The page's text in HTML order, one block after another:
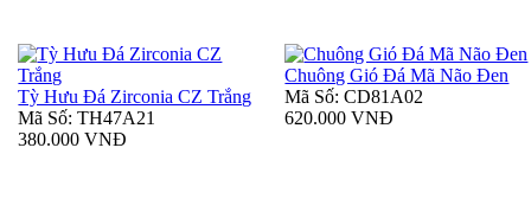
Tỳ Hưu Đá Zirconia CZ Trắng
Mã Số: TH47A21
380.000 VNĐ
Chuông Gió Đá Mã Não Đen
Mã Số: CD81A02
620.000 VNĐ